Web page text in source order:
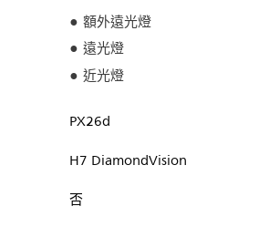
額外遠光燈
遠光燈
近光燈
PX26d
H7 DiamondVision
否